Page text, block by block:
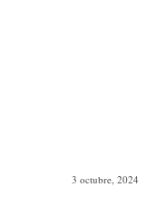
3 octubre, 2024